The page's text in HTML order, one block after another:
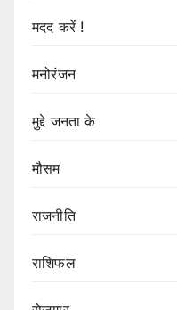
मदद करें !
मनोरंजन
मुद्दे जनता के
मौसम
राजनीति
राशिफल